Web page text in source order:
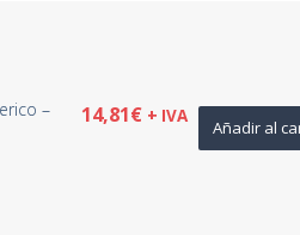
–
14,81€ + IVA
Añadir al